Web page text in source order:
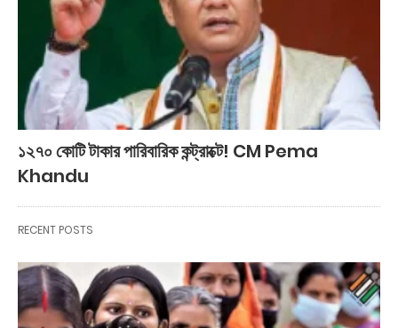
১২৭০ কোটি টাকার পারিবারিক কন্ট্রাক্টে! CM Pema
Khandu
RECENT POSTS